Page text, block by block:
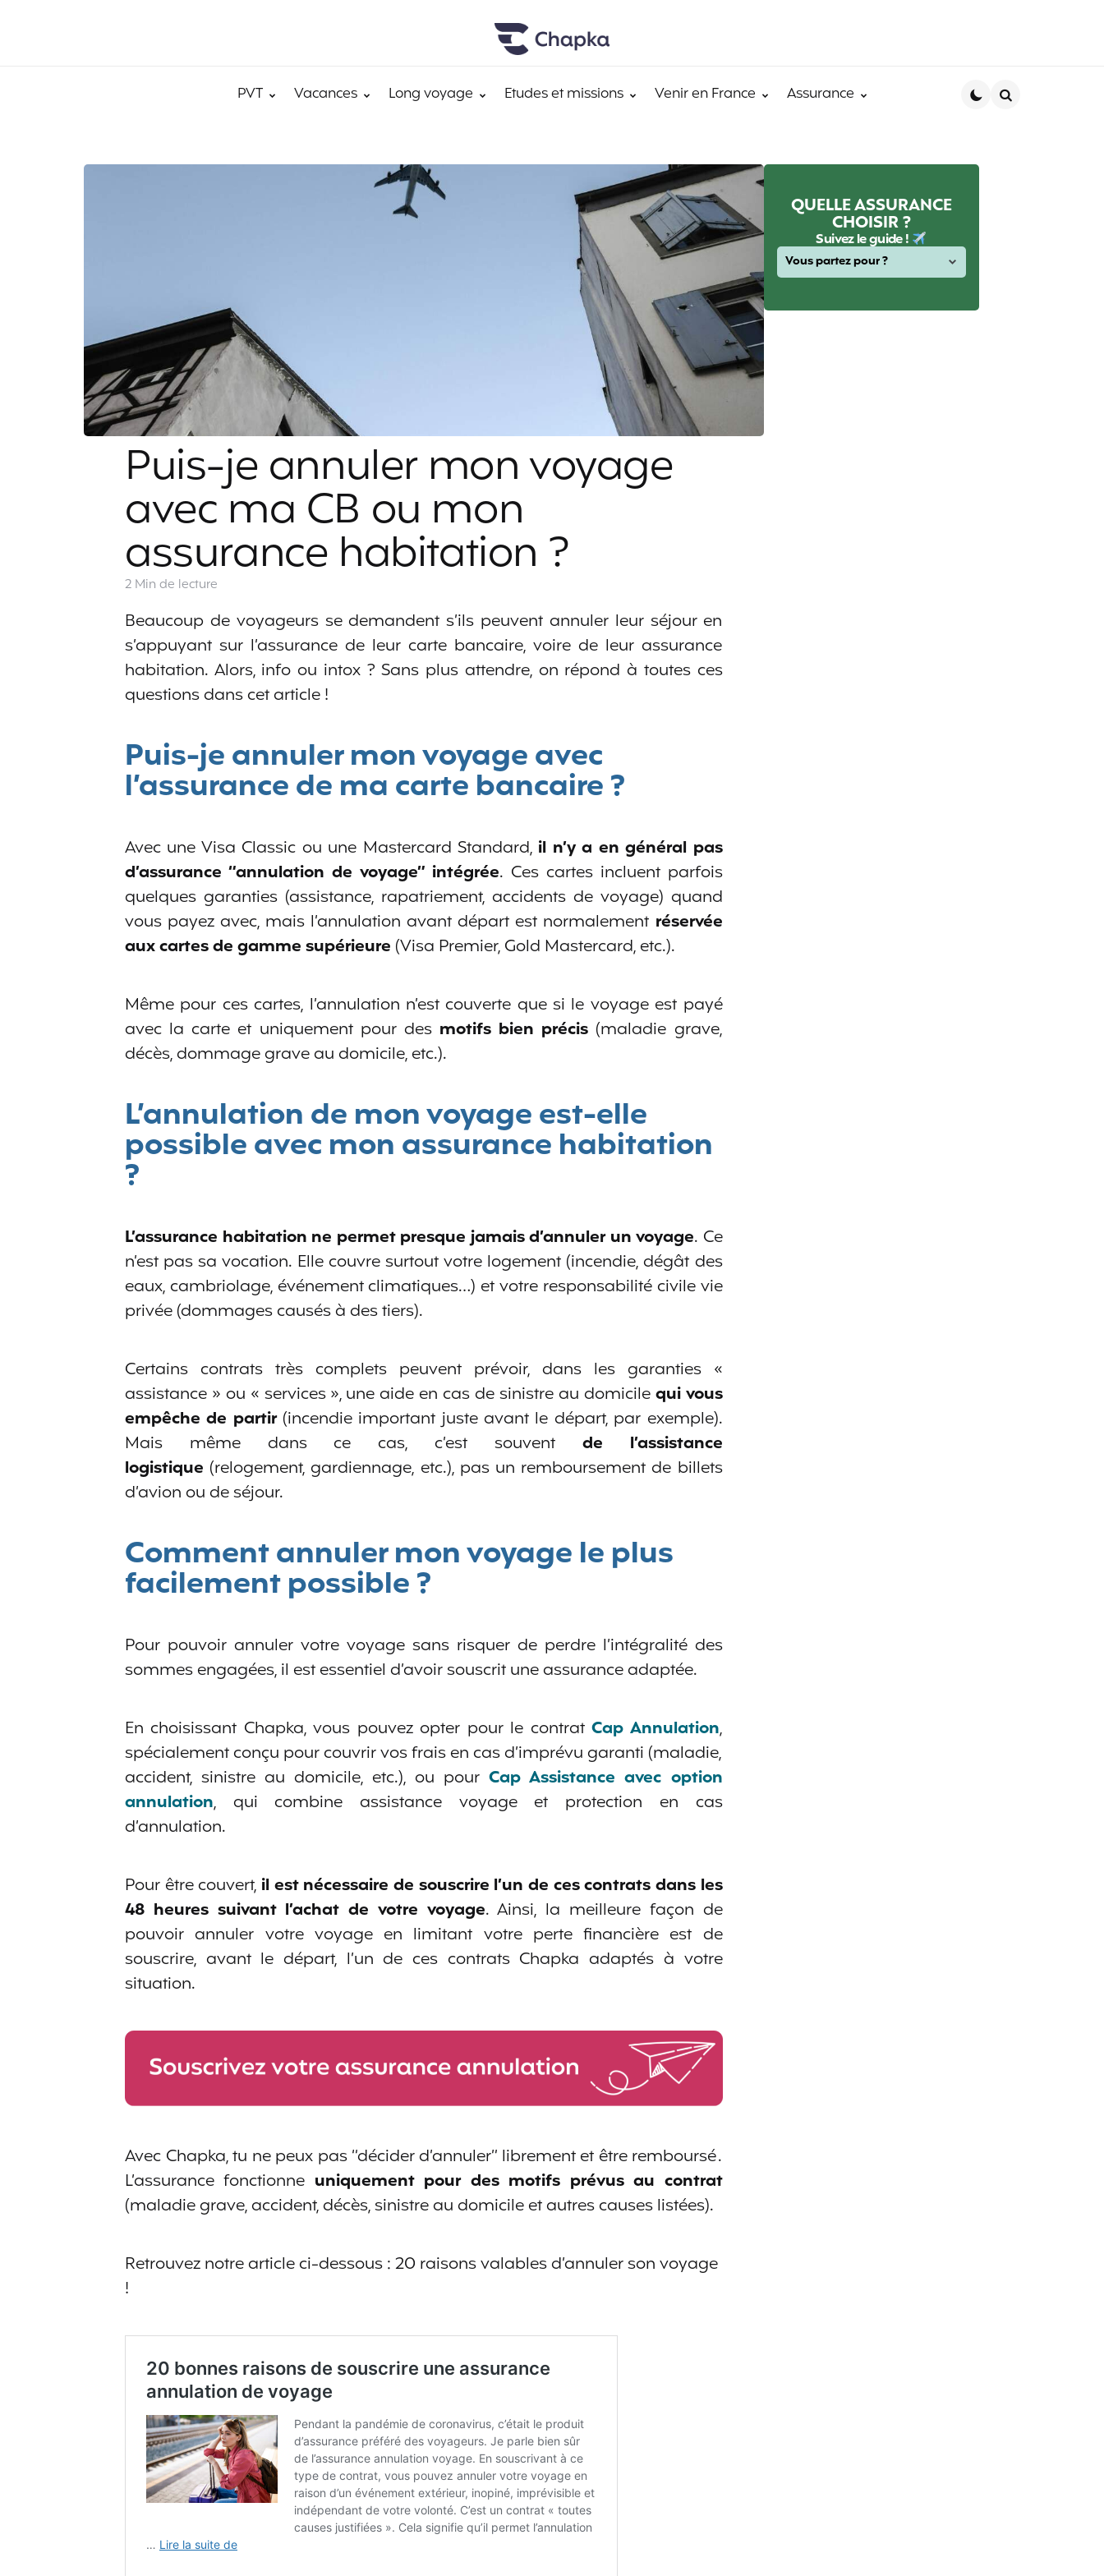
PVT Vacances Long voyage Etudes et missions Venir en France Assurance
Puis-je annuler mon voyage
avec ma CB ou mon
assurance habitation ?
2 Min de lecture
Beaucoup de voyageurs se demandent s’ils peuvent annuler leur séjour en
s’appuyant sur l’assurance de leur carte bancaire, voire de leur assurance
habitation. Alors, info ou intox ? Sans plus attendre, on répond à toutes ces
questions dans cet article !
Puis-je annuler mon voyage avec
l’assurance de ma carte bancaire ?
Avec une Visa Classic ou une Mastercard Standard, il n’y a en général pas
d’assurance “annulation de voyage” intégrée. Ces cartes incluent parfois
quelques garanties (assistance, rapatriement, accidents de voyage) quand
vous payez avec, mais l’annulation avant départ est normalement réservée
aux cartes de gamme supérieure (Visa Premier, Gold Mastercard, etc.).
Même pour ces cartes, l’annulation n’est couverte que si le voyage est payé
avec la carte et uniquement pour des motifs bien précis (maladie grave,
décès, dommage grave au domicile, etc.).
L’annulation de mon voyage est-elle
possible avec mon assurance habitation
?
L’assurance habitation ne permet presque jamais d’annuler un voyage. Ce
n’est pas sa vocation. Elle couvre surtout votre logement (incendie, dégât des
eaux, cambriolage, événement climatiques…) et votre responsabilité civile vie
privée (dommages causés à des tiers).
Certains contrats très complets peuvent prévoir, dans les garanties «
assistance » ou « services », une aide en cas de sinistre au domicilequi vous
empêche de partir(incendie important juste avant le départ, par exemple).
Mais même dans ce cas, c’est souvent de l’assistance
logistique (relogement, gardiennage, etc.), pas un remboursement de billets
d’avion ou de séjour.
Comment annuler mon voyage le plus
facilement possible ?
Pour pouvoir annuler votre voyage sans risquer de perdre l’intégralité des
sommes engagées, il est essentiel d’avoir souscrit une assurance adaptée.
En choisissant Chapka, vous pouvez opter pour le contratCap Annulation,
spécialement conçu pour couvrir vos frais en cas d’imprévu garanti (maladie,
accident, sinistre au domicile, etc.), ou pourCap Assistance avec option
annulation, qui combine assistance voyage et protection en cas
d’annulation.
Pour être couvert, il est nécessaire de souscrire l’un de ces contratsdans les
48 heures suivant l’achat de votre voyage. Ainsi, la meilleure façon de
pouvoir annuler votre voyage en limitant votre perte financière est de
souscrire, avant le départ, l’un de ces contrats Chapka adaptés à votre
situation.
Avec Chapka, tu ne peux pas “décider d’annuler” librement et être remboursé .
L’assurance fonctionne uniquement pour des motifs prévus au contrat
(maladie grave, accident, décès, sinistre au domicile et autres causes listées).
Retrouvez notre article ci-dessous : 20 raisons valables d’annuler son voyage
!
QUELLE ASSURANCE
CHOISIR ?
Suivez le guide !